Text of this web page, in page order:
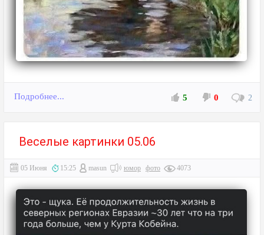
Подробнее... 5 0 2
Веселые картинки 05.06
05 Июня 15:25 masun юмор фото 4073